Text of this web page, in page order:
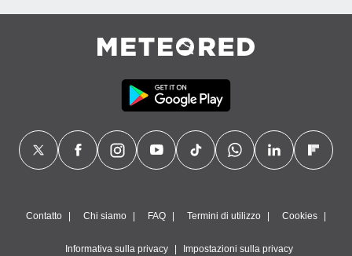
Contatto Chi siamo FAQ Termini di utilizzo Cookies
Informativa sulla privacy Impostazioni sulla privacy